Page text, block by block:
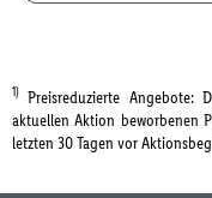
1) Preisreduzierte Angebote:
aktuellen Aktion beworbenen
letzten 30 Tagen vor